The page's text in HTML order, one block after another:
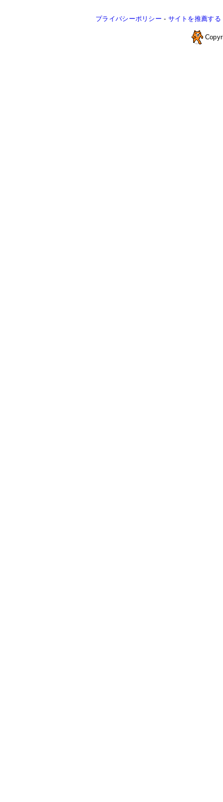
プライバシーポリシー - サイトを推薦する